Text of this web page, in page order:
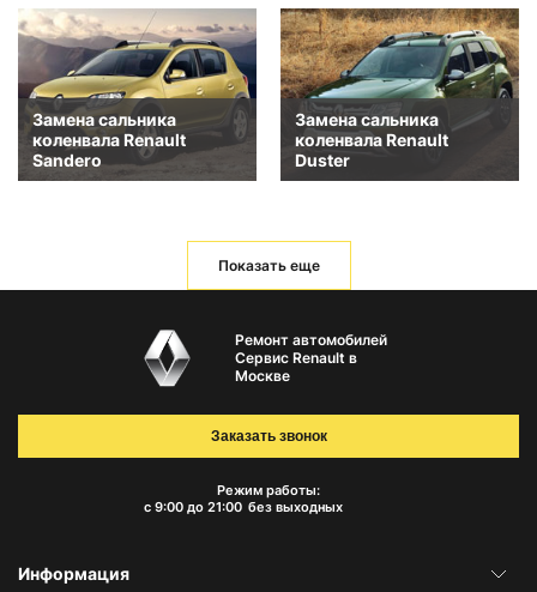
Замена сальника
коленвала Renault
Sandero
Замена сальника
коленвала Renault
Duster
Показать еще
Ремонт автомобилей
Сервис Renault в
Москве
Режим работы:
с 9:00 до 21:00 без выходных
Заказать звонок
Информация